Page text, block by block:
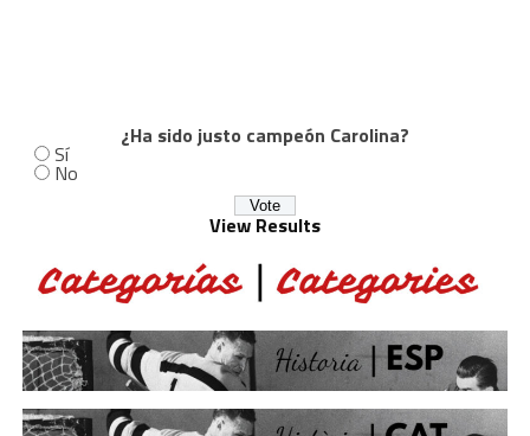
¿Ha sido justo campeón Carolina?
Sí
No
View Results